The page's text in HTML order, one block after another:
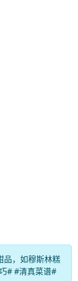
品，如穆斯林糕
# #清真菜谱#